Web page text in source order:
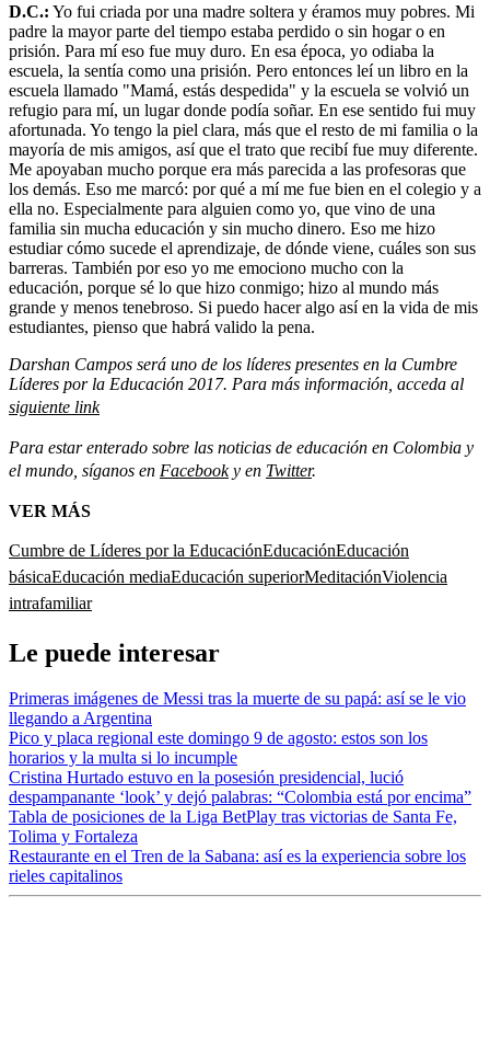
D.C.: Yo fui criada por una madre soltera y éramos muy pobres. Mi
padre la mayor parte del tiempo estaba perdido o sin hogar o en
prisión. Para mí eso fue muy duro. En esa época, yo odiaba la
escuela, la sentía como una prisión. Pero entonces leí un libro en la
escuela llamado "Mamá, estás despedida" y la escuela se volvió un
refugio para mí, un lugar donde podía soñar. En ese sentido fui muy
afortunada. Yo tengo la piel clara, más que el resto de mi familia o la
mayoría de mis amigos, así que el trato que recibí fue muy diferente.
Me apoyaban mucho porque era más parecida a las profesoras que
los demás. Eso me marcó: por qué a mí me fue bien en el colegio y a
ella no. Especialmente para alguien como yo, que vino de una
familia sin mucha educación y sin mucho dinero. Eso me hizo
estudiar cómo sucede el aprendizaje, de dónde viene, cuáles son sus
barreras. También por eso yo me emociono mucho con la
educación, porque sé lo que hizo conmigo; hizo al mundo más
grande y menos tenebroso. Si puedo hacer algo así en la vida de mis
estudiantes, pienso que habrá valido la pena.
Darshan Campos será uno de los líderes presentes en la Cumbre
Líderes por la Educación 2017. Para más información, acceda al
siguiente link
Para estar enterado sobre las noticias de educación en Colombia y
el mundo, síganos en Facebook y en Twitter.
VER MÁS
Cumbre de Líderes por la EducaciónEducaciónEducación
básicaEducación mediaEducación superiorMeditaciónViolencia
intrafamiliar
Le puede interesar
Primeras imágenes de Messi tras la muerte de su papá: así se le vio
llegando a Argentina
Pico y placa regional este domingo 9 de agosto: estos son los
horarios y la multa si lo incumple
Cristina Hurtado estuvo en la posesión presidencial, lució
despampanante ‘look’ y dejó palabras: “Colombia está por encima”
Tabla de posiciones de la Liga BetPlay tras victorias de Santa Fe,
Tolima y Fortaleza
Restaurante en el Tren de la Sabana: así es la experiencia sobre los
rieles capitalinos